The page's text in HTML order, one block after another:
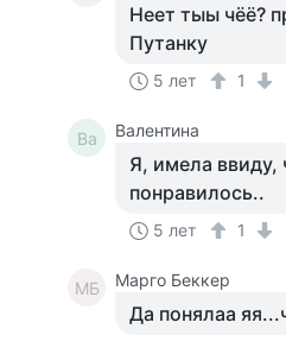
Неет тыы чёё?
Путанку
5 лет 1
Ва Валентина
Я, имела ввиду,
понравилось..
5 лет 1
МБ Марго Беккер
Да понялаа